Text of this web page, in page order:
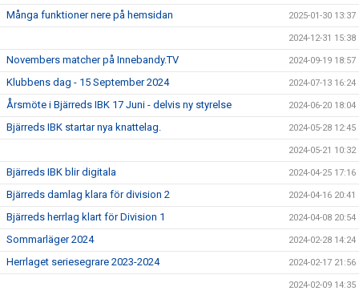
Många funktioner nere på hemsidan 2025-01-30 13:37
2024-12-31 15:38
Novembers matcher på Innebandy.TV 2024-09-19 18:57
Klubbens dag - 15 September 2024 2024-07-13 16:24
Årsmöte i Bjärreds IBK 17 Juni - delvis ny styrelse 2024-06-20 18:04
Bjärreds IBK startar nya knattelag. 2024-05-28 12:45
2024-05-21 10:32
Bjärreds IBK blir digitala 2024-04-25 17:16
Bjärreds damlag klara för division 2 2024-04-16 20:41
Bjärreds herrlag klart för Division 1 2024-04-08 20:54
Sommarläger 2024 2024-02-28 14:24
Herrlaget seriesegrare 2023-2024 2024-02-17 21:56
2024-02-09 14:35